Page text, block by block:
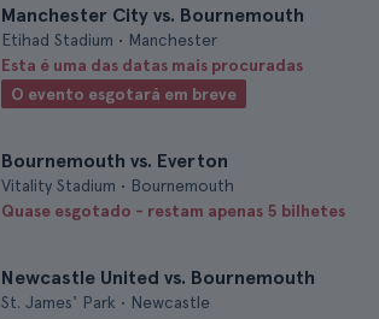
Manchester City vs. Bournemouth
Etihad Stadium • Manchester
Esta é uma das datas mais procuradas
O evento esgotará em breve
Bournemouth vs. Everton
Vitality Stadium • Bournemouth
Quase esgotado - restam apenas 5 bilhetes
Newcastle United vs. Bournemouth
St. James' Park • Newcastle